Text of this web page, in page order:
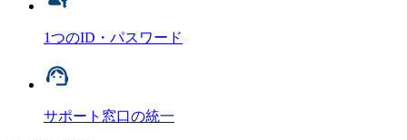
1つのID・パスワード
サポート窓口の統一